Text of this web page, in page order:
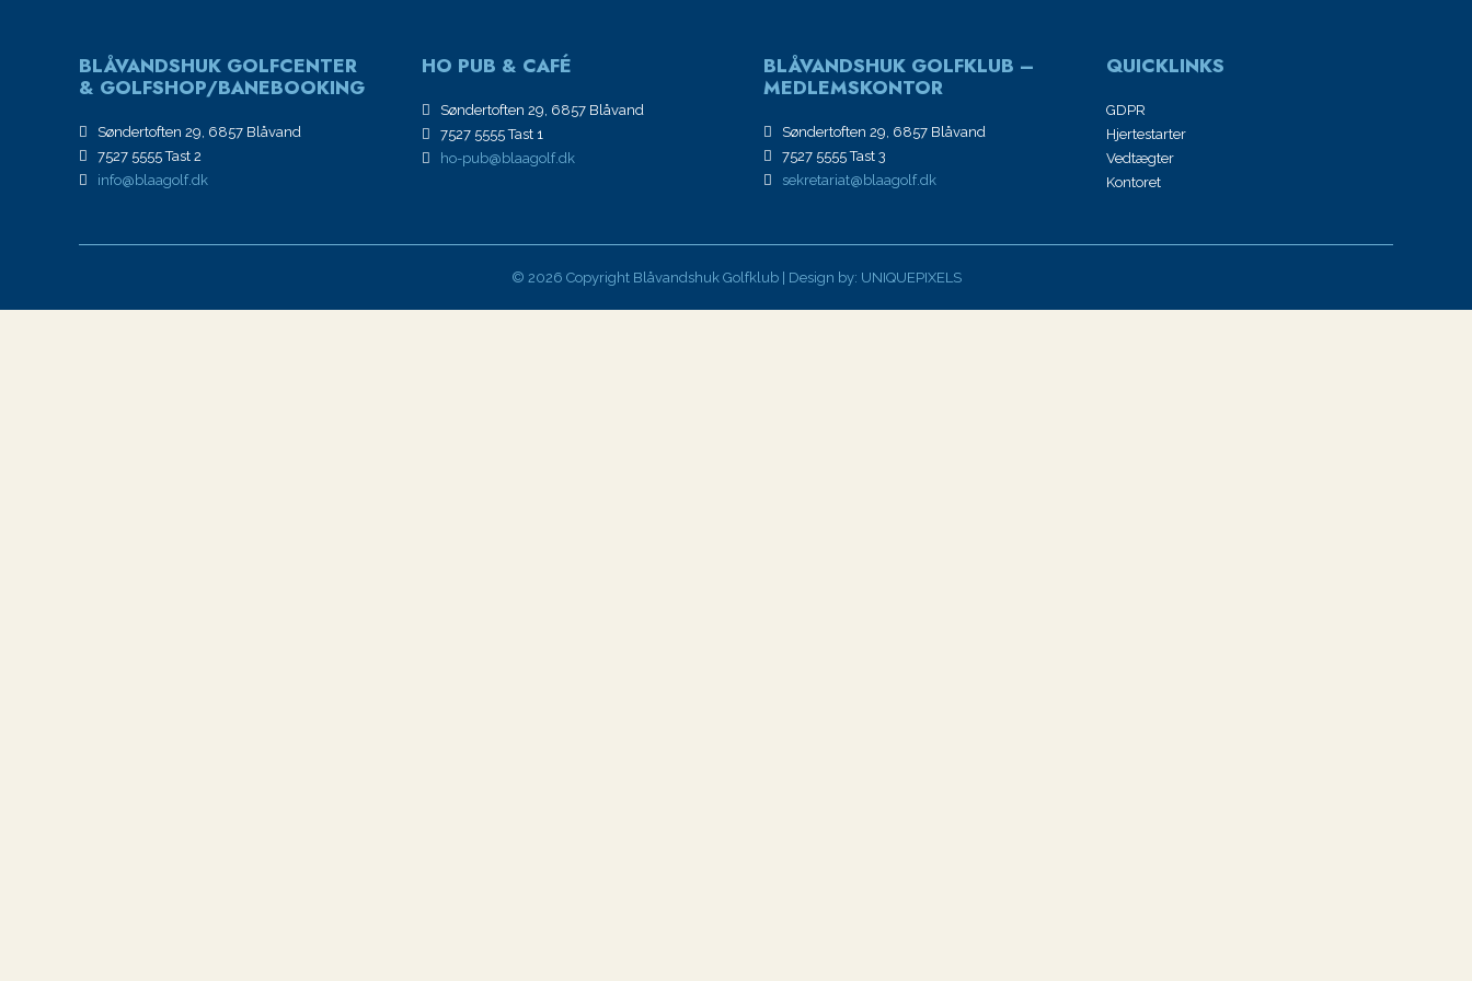
BLÅVANDSHUK GOLFCENTER
& GOLFSHOP/BANEBOOKING
Søndertoften 29, 6857 Blåvand
7527 5555 Tast 2
info@blaagolf.dk
HO PUB & CAFÉ
Søndertoften 29, 6857 Blåvand
7527 5555 Tast 1
ho-pub@blaagolf.dk
BLÅVANDSHUK GOLFKLUB –
MEDLEMSKONTOR
Søndertoften 29, 6857 Blåvand
7527 5555 Tast 3
sekretariat@blaagolf.dk
QUICKLINKS
GDPR
Hjertestarter
Vedtægter
Kontoret
© 2026 Copyright Blåvandshuk Golfklub | Design by: UNIQUEPIXELS